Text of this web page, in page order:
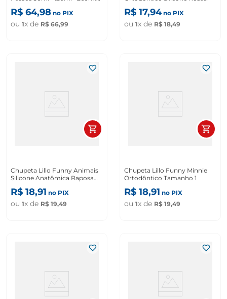
Rosa com 3 Unidades
R$ 64,98 no PIX
ou 1x de R$ 66,99
Tamanho 1
R$ 17,94no PIX
ou 1x de R$ 18,49
Chupeta Lillo Funny Animais
Silicone Anatômica Raposa
Tamanho 1
R$ 18,91 no PIX
ou 1x de R$ 19,49
Chupeta Lillo Funny Minnie
Ortodôntico Tamanho 1
R$ 18,91 no PIX
ou 1x de R$ 19,49